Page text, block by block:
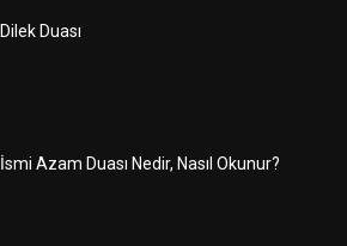
Dilek Duası
İsmi Azam Duası Nedir, Nasıl Okunur?